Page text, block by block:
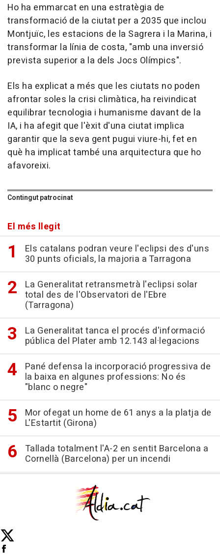
Ho ha emmarcat en una estratègia de
transformació de la ciutat per a 2035 que inclou
Montjuïc, les estacions de la Sagrera i la Marina, i
transformar la línia de costa, "amb una inversió
prevista superior a la dels Jocs Olímpics".
Els ha explicat a més que les ciutats no poden
afrontar soles la crisi climàtica, ha reivindicat
equilibrar tecnologia i humanisme davant de la
IA, i ha afegit que l'èxit d'una ciutat implica
garantir que la seva gent pugui viure-hi, fet en
què ha implicat també una arquitectura que ho
afavoreixi.
Contingut patrocinat
El més llegit
Els catalans podran veure l'eclipsi des d'uns
30 punts oficials, la majoria a Tarragona
La Generalitat retransmetrà l'eclipsi solar
total des de l'Observatori de l'Ebre
(Tarragona)
La Generalitat tanca el procés d'informació
pública del Plater amb 12.143 al·legacions
Pané defensa la incorporació progressiva de
la baixa en algunes professions: No és
"blanc o negre"
Mor ofegat un home de 61 anys a la platja de
L'Estartit (Girona)
Tallada totalment l'A-2 en sentit Barcelona a
Cornellà (Barcelona) per un incendi